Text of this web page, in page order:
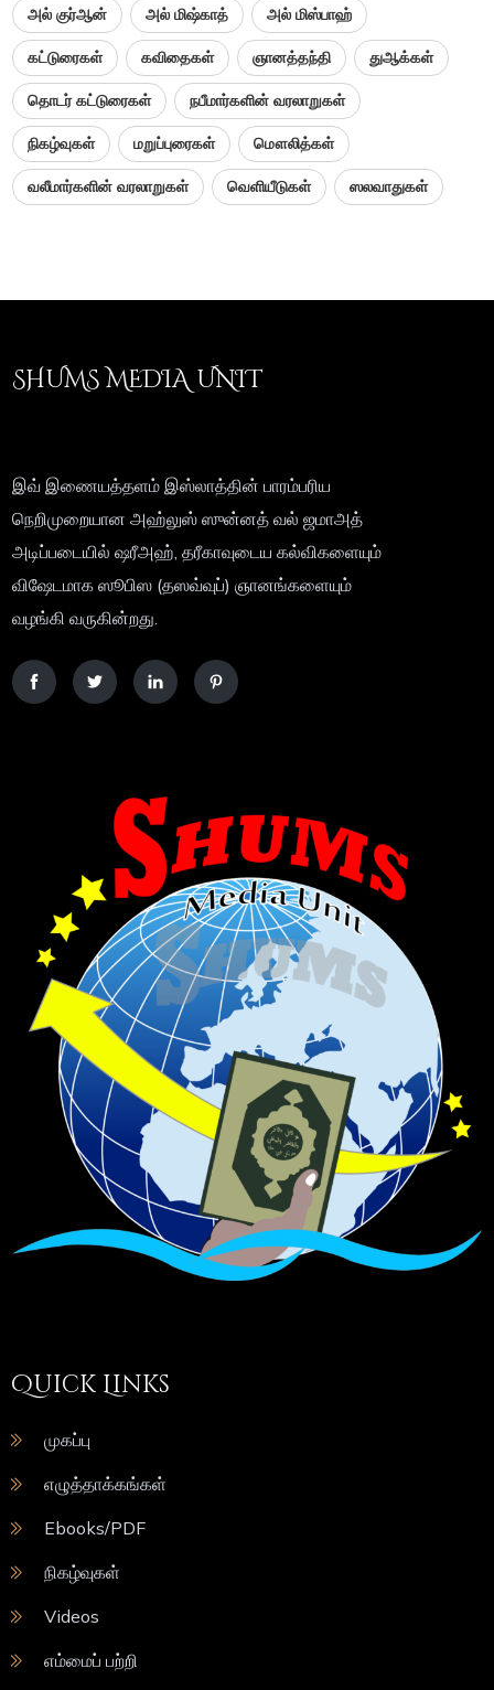
அல் குர்ஆன் அல் மிஷ்காத் அல் மிஸ்பாஹ்
கட்டுரைகள் கவிதைகள் ஞானத்தந்தி துஆக்கள்
தொடர் கட்டுரைகள் நபீமார்களின் வரலாறுகள்
நிகழ்வுகள் மறுப்புரைகள் மௌலித்கள்
வலீமார்களின் வரலாறுகள் வெளியீடுகள் ஸலவாதுகள்
SHUMS MEDIA UNIT
இவ் இணையத்தளம் இஸ்லாத்தின் பாரம்பரிய
நெறிமுறையான அஹ்லுஸ் ஸுன்னத் வல் ஜமாஅத்
அடிப்படையில் ஷரீஅஹ், தரீகாவுடைய கல்விகளையும்
விஷேடமாக ஸூபிஸ (தஸவ்வுப்) ஞானங்களையும்
வழங்கி வருகின்றது.
Quick Links
முகப்பு
எழுத்தாக்கங்கள்
Ebooks/PDF
நிகழ்வுகள்
Videos
எம்மைப் பற்றி